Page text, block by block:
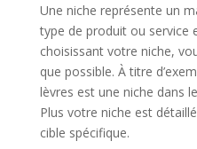
Une niche représente un
type de produit ou service
choisissant votre niche,
que possible. À titre
lèvres est une niche dans
Plus votre niche est
cible spécifique.